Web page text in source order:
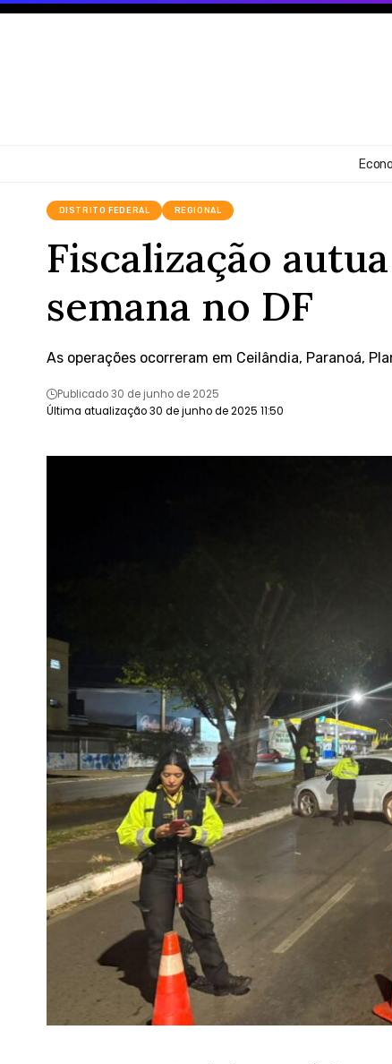
DISTRITO FEDERAL REGIONAL
Fiscalização
semana no DF
As operações ocorreram em Ceilândia, Paranoá,
Última atualização 30 de junho de 2025 11:50
Publicado 30 de junho de 2025